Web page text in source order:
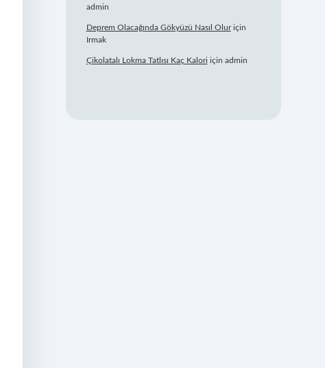
admin
Deprem Olacağında Gökyüzü Nasıl Oluriçin
Irmak
Çikolatalı Lokma Tatlısı Kaç Kalori için admin